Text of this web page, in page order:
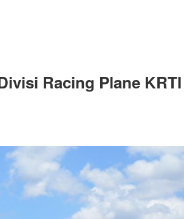
Racing Plane KRTI